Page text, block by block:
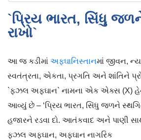
`પ્રિય ભારત, સિંધુ
રાખો`
આ જ કડીમાં અફઘાનિસ્તાનમાં જીવન,
સ્વતંત્રતા, એકતા, પ્રગતિ અને શાંતિને
`ફઝલ અફઘાન` નામના એક એક્સ (X)
આવ્યું છે – ‘પ્રિય ભારત, સિંધુ જળને
હજારને રડવા દો. આતંકવાદ અને પાણી
ફઝલ અફઘાન, અફઘાન નાગરિક